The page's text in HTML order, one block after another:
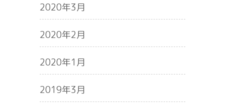
2020年3月
2020年2月
2020年1月
2019年3月